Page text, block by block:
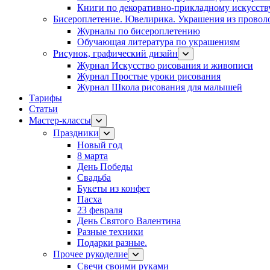
Книги по декоративно-прикладному
Бисероплетение. Ювелирика. Украшения из
Журналы по бисероплетению
Обучающая литература по украшениям
Рисунок, графический дизайн
Журнал Искусство рисования и живописи
Журнал Простые уроки рисования
Журнал Школа рисования для малышей
Тарифы
Статьи
Мастер-классы
Праздники
Новый год
8 марта
День Победы
Свадьба
Букеты из конфет
Пасха
23 февраля
День Святого Валентина
Разные техники
Подарки разные.
Прочее рукоделие
Свечи своими руками